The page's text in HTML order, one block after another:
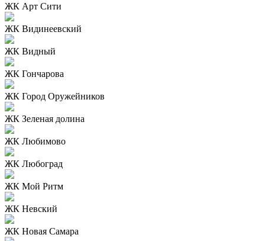
ЖК Арт Сити
ЖК Видинеевский
ЖК Видный
ЖК Гончарова
ЖК Город Оружейников
ЖК Зеленая долина
ЖК Любимово
ЖК Любоград
ЖК Мой Ритм
ЖК Невский
ЖК Новая Самара